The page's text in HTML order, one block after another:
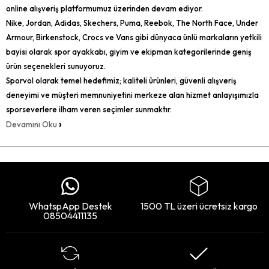
online alışveriş platformumuz üzerinden devam ediyor.
Nike, Jordan, Adidas, Skechers, Puma, Reebok, The North Face, Under
Armour, Birkenstock, Crocs ve Vans gibi dünyaca ünlü markaların yetkili
bayisi olarak spor ayakkabı, giyim ve ekipman kategorilerinde geniş
ürün seçenekleri sunuyoruz.
Sporvol olarak temel hedefimiz; kaliteli ürünleri, güvenli alışveriş
deneyimi ve müşteri memnuniyetini merkeze alan hizmet anlayışımızla
sporseverlere ilham veren seçimler sunmaktır.
Devamını Oku ›
WhatspApp Destek
08504411135
1500 TL üzeri ücretsiz kargo